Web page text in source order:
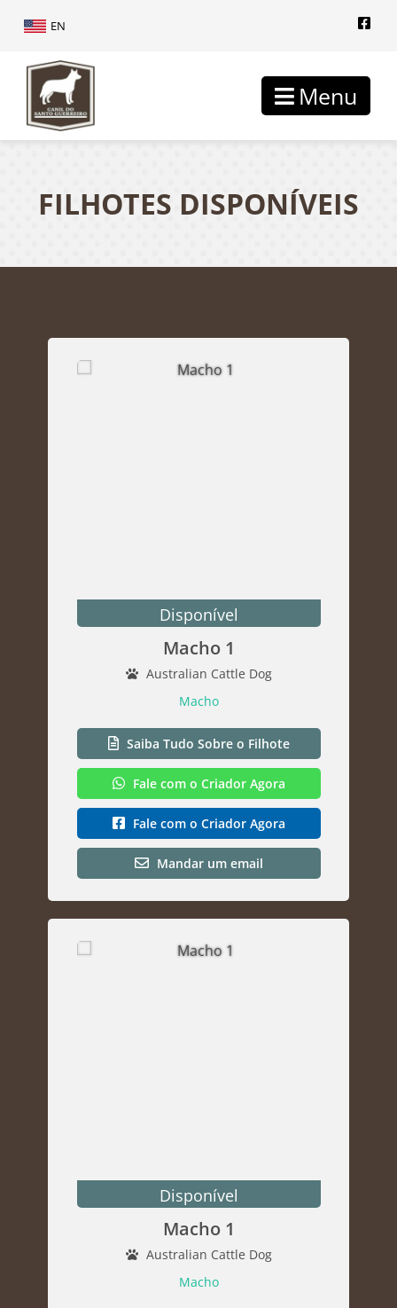
EN
Menu
FILHOTES DISPONÍVEIS
Disponível
Macho 1
Australian Cattle Dog
Macho
Saiba Tudo Sobre o Filhote
Fale com o Criador Agora
Fale com o Criador Agora
Mandar um email
Disponível
Macho 1
Australian Cattle Dog
Macho